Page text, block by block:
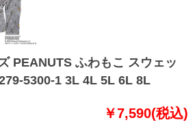
PEANUTS ふわもこ スウェッ
5300-1 3L 4L 5L 6L 8L
￥7,590(税込)